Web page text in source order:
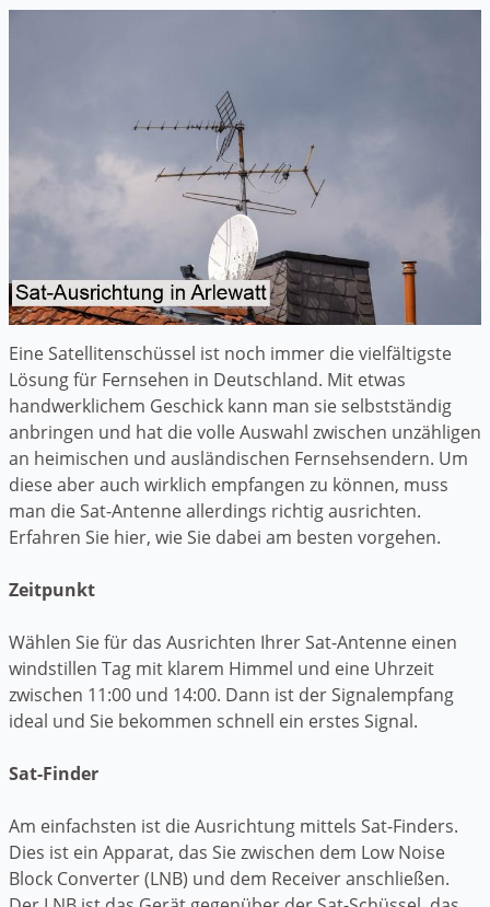
Eine Satellitenschüssel ist noch immer die vielfältigste
Lösung für Fernsehen in Deutschland. Mit etwas
handwerklichem Geschick kann man sie selbstständig
anbringen und hat die volle Auswahl zwischen unzähligen
an heimischen und ausländischen Fernsehsendern. Um
diese aber auch wirklich empfangen zu können, muss
man die Sat-Antenne allerdings richtig ausrichten.
Erfahren Sie hier, wie Sie dabei am besten vorgehen.
Zeitpunkt
Wählen Sie für das Ausrichten Ihrer Sat-Antenne einen
windstillen Tag mit klarem Himmel und eine Uhrzeit
zwischen 11:00 und 14:00. Dann ist der Signalempfang
ideal und Sie bekommen schnell ein erstes Signal.
Sat-Finder
Am einfachsten ist die Ausrichtung mittels Sat-Finders.
Dies ist ein Apparat, das Sie zwischen dem Low Noise
Block Converter (LNB) und dem Receiver anschließen.